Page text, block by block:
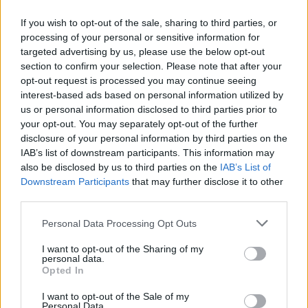
If you wish to opt-out of the sale, sharing to third parties, or
processing of your personal or sensitive information for
targeted advertising by us, please use the below opt-out
section to confirm your selection. Please note that after your
opt-out request is processed you may continue seeing
interest-based ads based on personal information utilized by
us or personal information disclosed to third parties prior to
your opt-out. You may separately opt-out of the further
disclosure of your personal information by third parties on the
IAB’s list of downstream participants. This information may
also be disclosed by us to third parties on the IAB’s List of
Downstream Participants that may further disclose it to other
Please note that this website/app uses one or more Google
not limited to your visit or usage behaviour. You may click to
grant or deny consent to Google and its third-party tags to
use your data for below specified purposes in below Google
consent section.
Personal Data Processing Opt Outs
I want to opt-out of the Sharing of my
personal data.
Opted In
I want to opt-out of the Sale of my
Iskreno sožalje.
Vir: Knjižnica Ksaverja Meška Slovenj Gradec
Opozorilo:Po 297. členu Kazenskega zakonika je
posameznik kazensko odgovoren za javno spodbujanje
sovraštva, nasilja ali nestrpnosti. Komentarji z žaljivimi,
rasističnimi, diskriminatornimi ali nezakonitimi vsebinami bodo
Failed to fetch